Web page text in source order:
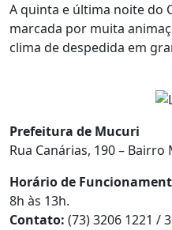
A quinta e última noite do
marcada por muita
clima de despedida em
Prefeitura de Mucuri
Rua Canárias, 190 – Bairro
Horário de
8h às 13h.
Contato: (73) 3206 1221 /